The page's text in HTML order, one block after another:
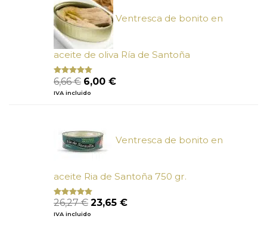
Ventresca de bonito en
aceite de oliva Ría de Santoña
Valorado
con
de 5
6,66€ El
precio
6,00 €El
IVA incluido
Ventresca de bonito en
aceite Ria de Santoña 750 gr.
Valorado
con
5
26,27€ El
precio
23,65 €El
IVA incluido